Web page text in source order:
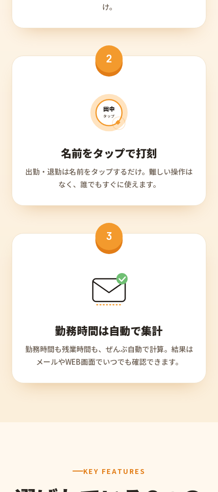
け。
2
田中
タップ
名前をタップで打刻
出勤・退勤は名前をタップするだけ。難しい操作は
なく、誰でもすぐに使えます。
3
勤務時間は自動で集計
勤務時間も残業時間も、ぜんぶ自動で計算。結果は
メールやWEB画面でいつでも確認できます。
KEY FEATURES